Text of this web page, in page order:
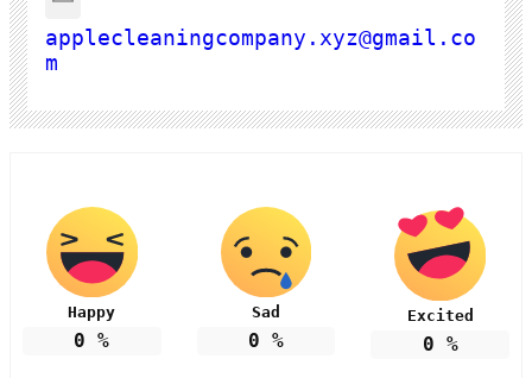
applecleaningcompany.xyz@gmail.co
m
Happy
0 %
Sad
0 %
Excited
0 %